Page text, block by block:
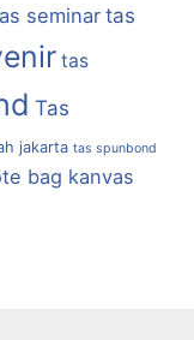
seminar tas
tas
Tas
jakarta tas spunbond
bag kanvas